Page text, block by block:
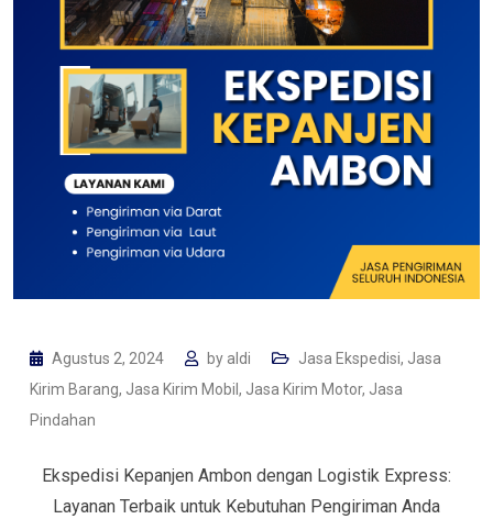
Agustus 2, 2024 by aldi Jasa Ekspedisi, Jasa
Kirim Barang, Jasa Kirim Mobil , Jasa Kirim Motor, Jasa
Pindahan
Ekspedisi Kepanjen Ambon dengan Logistik Express:
Layanan Terbaik untuk Kebutuhan Pengiriman Anda